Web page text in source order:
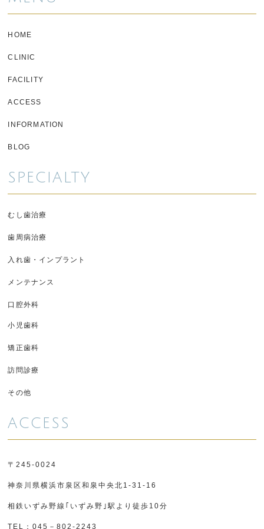
HOME
CLINIC
FACILITY
ACCESS
INFORMATION
BLOG
SPECIALTY
むし歯治療
歯周病治療
入れ歯・インプラント
メンテナンス
口腔外科
小児歯科
矯正歯科
訪問診療
その他
ACCESS
〒245-0024
神奈川県横浜市泉区和泉中央北1-31-16
相鉄いずみ野線｢いずみ野｣駅より徒歩10分
TEL：045－802-2243